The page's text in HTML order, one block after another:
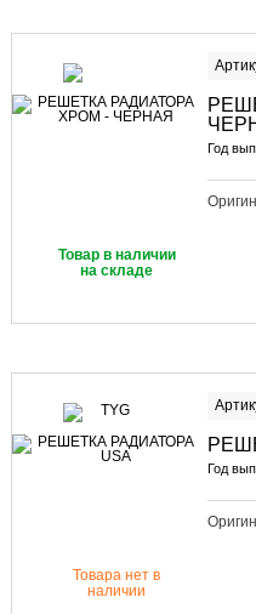
Год
Товар в наличии
на складе
Год
Товара нет в
наличии